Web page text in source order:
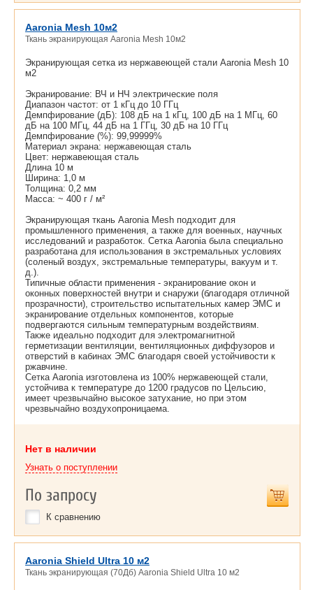
Aaronia Mesh 10м2
Ткань экранирующая Aaronia Mesh 10м2
Экранирующая сетка из нержавеющей стали Aaronia Mesh 10
м2
Экранирование: ВЧ и НЧ электрические поля
Диапазон частот: от 1 кГц до 10 ГГц
Демпфирование (дБ): 108 дБ на 1 кГц, 100 дБ на 1 МГц, 60
дБ на 100 МГц, 44 дБ на 1 ГГц, 30 дБ на 10 ГГц
Демпфирование (%): 99,99999%
Материал экрана: нержавеющая сталь
Цвет: нержавеющая сталь
Длина 10 м
Ширина: 1,0 м
Толщина: 0,2 мм
Масса: ~ 400 г / м²
Экранирующая ткань Aaronia Mesh подходит для
промышленного применения, а также для военных, научных
исследований и разработок. Сетка Aaronia была специально
разработана для использования в экстремальных условиях
(соленый воздух, экстремальные температуры, вакуум и т.
д.).
Типичные области применения - экранирование окон и
оконных поверхностей внутри и снаружи (благодаря отличной
прозрачности), строительство испытательных камер ЭМС и
экранирование отдельных компонентов, которые
подвергаются сильным температурным воздействиям.
Также идеально подходит для электромагнитной
герметизации вентиляции, вентиляционных диффузоров и
отверстий в кабинах ЭМС благодаря своей устойчивости к
ржавчине.
Сетка Aaronia изготовлена из 100% нержавеющей стали,
устойчива к температуре до 1200 градусов по Цельсию,
имеет чрезвычайно высокое затухание, но при этом
чрезвычайно воздухопроницаема.
Нет в наличии
Узнать о поступлении
По запросу
К сравнению
Aaronia Shield Ultra 10 м2
Ткань экранирующая (70Дб) Aaronia Shield Ultra 10 м2